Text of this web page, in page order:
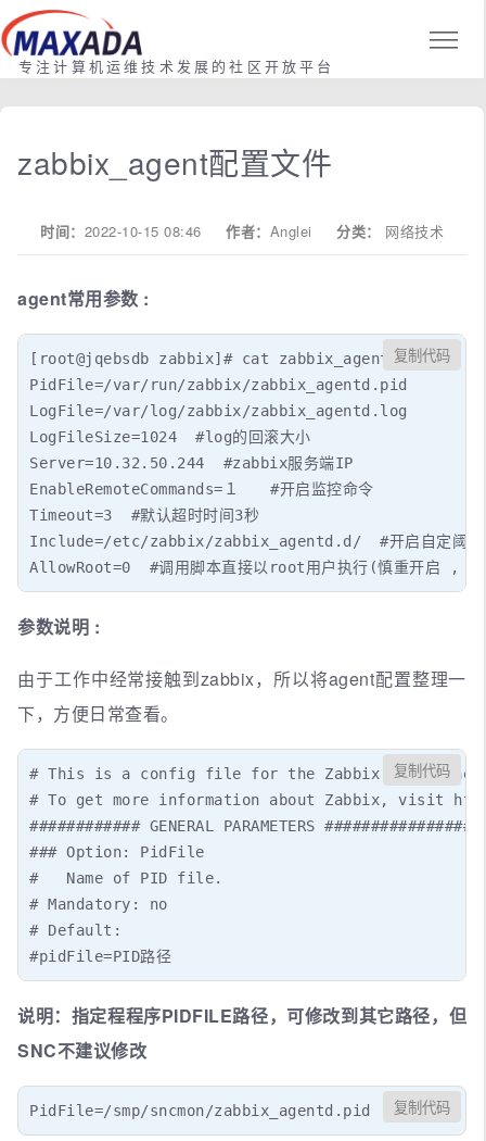
专注计算机运维技术发展的社区开放平台
zabbix_agent配置文件
时间： 2022-10-15 08:46 作者： Anglei 分类： 网络技术
agent常用参数 :
[root@jqebsdb zabbix]# cat zabbix_agentd.conf
PidFile=/var/run/zabbix/zabbix_agentd.pid
LogFile=/var/log/zabbix/zabbix_agentd.log
LogFileSize=1024  #log的回滚大小
Server=10.32.50.244  #zabbix服务端IP
EnableRemoteCommands=１　　#开启监控命令
Timeout=3  #默认超时时间3秒
Include=/etc/zabbix/zabbix_agentd.d/  #开启自定阈值
AllowRoot=0  #调用脚本直接以root用户执行(慎重开启 , 0
复制代码
参数说明 :
由于工作中经常接触到zabbix，所以将agent配置整理一
下，方便日常查看。
# This is a config file for the Zabbix agent
# To get more information about Zabbix, visit
############ GENERAL PARAMETERS #################
### Option: PidFile
#   Name of PID file.
# Mandatory: no
# Default:
#pidFile=PID路径
复制代码
说明：指定程程序PIDFILE路径，可修改到其它路径，但
SNC不建议修改
PidFile=/smp/sncmon/zabbix_agentd.pid 复制代码